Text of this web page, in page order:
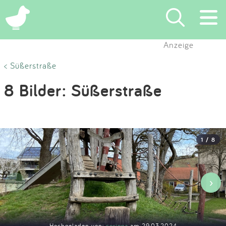
×
Eintragen
Blog
Partner
Kontakt
Anzeige
< Süßerstraße
8 Bilder: Süßerstraße
1 / 8
‹ ›